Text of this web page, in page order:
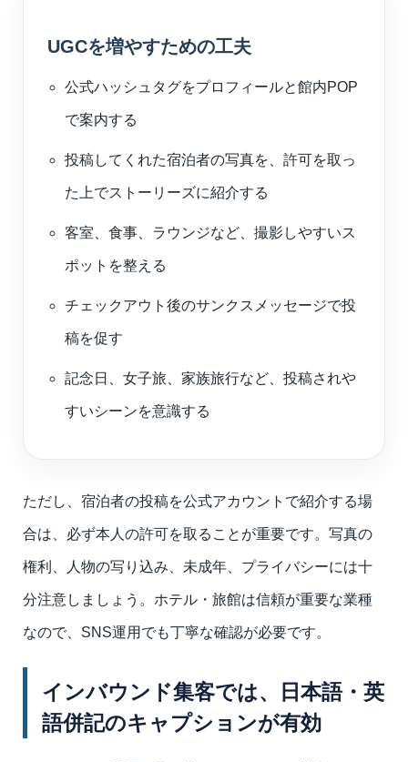
UGCを増やすための工夫
公式ハッシュタグをプロフィールと館内POP
で案内する
投稿してくれた宿泊者の写真を、許可を取っ
た上でストーリーズに紹介する
客室、食事、ラウンジなど、撮影しやすいス
ポットを整える
チェックアウト後のサンクスメッセージで投
稿を促す
記念日、女子旅、家族旅行など、投稿されや
すいシーンを意識する
ただし、宿泊者の投稿を公式アカウントで紹介する場
合は、必ず本人の許可を取ることが重要です。写真の
権利、人物の写り込み、未成年、プライバシーには十
分注意しましょう。ホテル・旅館は信頼が重要な業種
なので、SNS運用でも丁寧な確認が必要です。
インバウンド集客では、日本語・英
語併記のキャプションが有効